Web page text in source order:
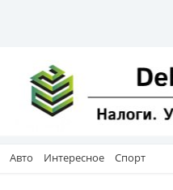
Авто Интересное Спорт